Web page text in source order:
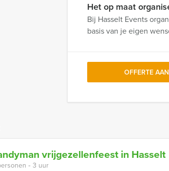
Het op maat
Bij Hasselt Events
basis van je eigen
OFFERTE
vrijgezellenfeest in Hasselt
‐ 3 uur